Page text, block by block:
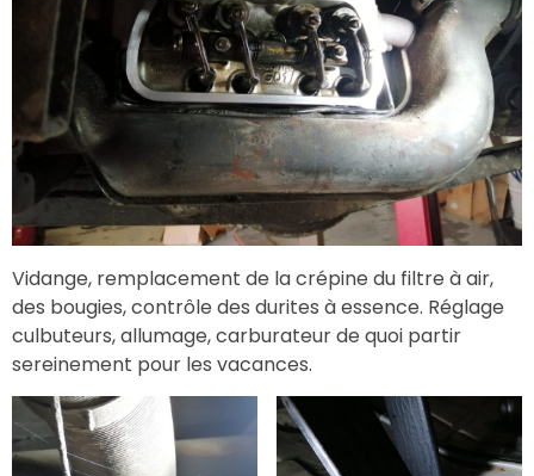
Vidange, remplacement de la crépine du filtre à air,
des bougies, contrôle des durites à essence. Réglage
culbuteurs, allumage, carburateur de quoi partir
sereinement pour les vacances.